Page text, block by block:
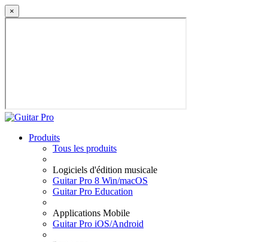
×
Produits
Tous les produits
Logiciels d'édition musicale
Guitar Pro 8 Win/macOS
Guitar Pro Education
Applications Mobile
Guitar Pro iOS/Android